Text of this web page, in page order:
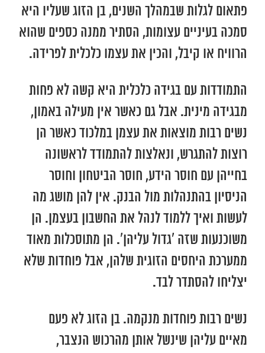
פתאום לגלות שבמהלך השנים, בן הזוג שעליו היא
סמכה בעיניים עצומות, הסתיר ממנה כספים שהוא
הרוויח או קיבל, והכין את עצמו כלכלית לפרידה.
התמודדות עם בגידה כלכלית היא קשה לא פחות
מבגידה מינית. אבל גם כאשר אין מעילה באמון,
נשים רבות מוצאות את עצמן במלכוד כאשר הן
רוצות להתגרש, ונאלצות להתמודד לראשונה
בחייהן עם חוסר הידע, חוסר הביטחון וחוסר
הניסיון בהתנהלות מול הבנק. אין להן מושג מה
לעשות ואיך ללמוד לנהל את החשבון בעצמן. הן
משוכנעות שזה ‘גדול עליהן’. הן מתוסכלות מאוד
ממערכת היחסים הזוגית שלהן, אבל פוחדות שלא
יצליחו להסתדר לבד.
נשים רבות פוחדות מנקמה. בן הזוג לא פעם
מאיים עליהן שינשל אותן מהרכוש הנצבר,